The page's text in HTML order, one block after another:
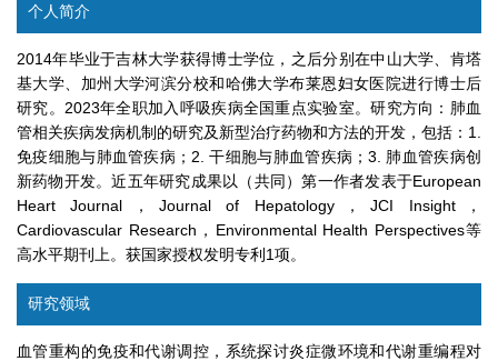
个人简介
2014年毕业于吉林大学获得博士学位，之后分别在中山大学、肯塔
基大学、加州大学河滨分校和哈佛大学布莱恩妇女医院进行博士后
研究。2023年全职加入呼吸疾病全国重点实验室。研究方向：肺血
管相关疾病发病机制的研究及新型治疗药物和方法的开发，包括：1.
免疫细胞与肺血管疾病；2. 干细胞与肺血管疾病；3. 肺血管疾病创
新药物开发。近五年研究成果以（共同）第一作者发表于European
Heart Journal，Journal of Hepatology，JCI Insight，
Cardiovascular Research，Environmental Health Perspectives等
高水平期刊上。获国家授权发明专利1项。
研究领域
血管重构的免疫和代谢调控，系统探讨炎症微环境和代谢重编程对